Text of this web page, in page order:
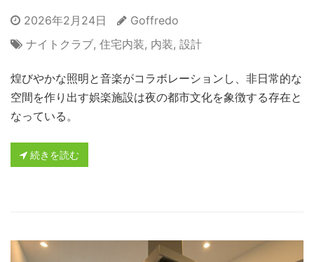
2026年2月24日
Goffredo
ナイトクラブ, 住宅内装, 内装, 設計
煌びやかな照明と音楽がコラボレーションし、非日常的な
空間を作り出す娯楽施設は夜の都市文化を象徴する存在と
なっている。
続きを読む